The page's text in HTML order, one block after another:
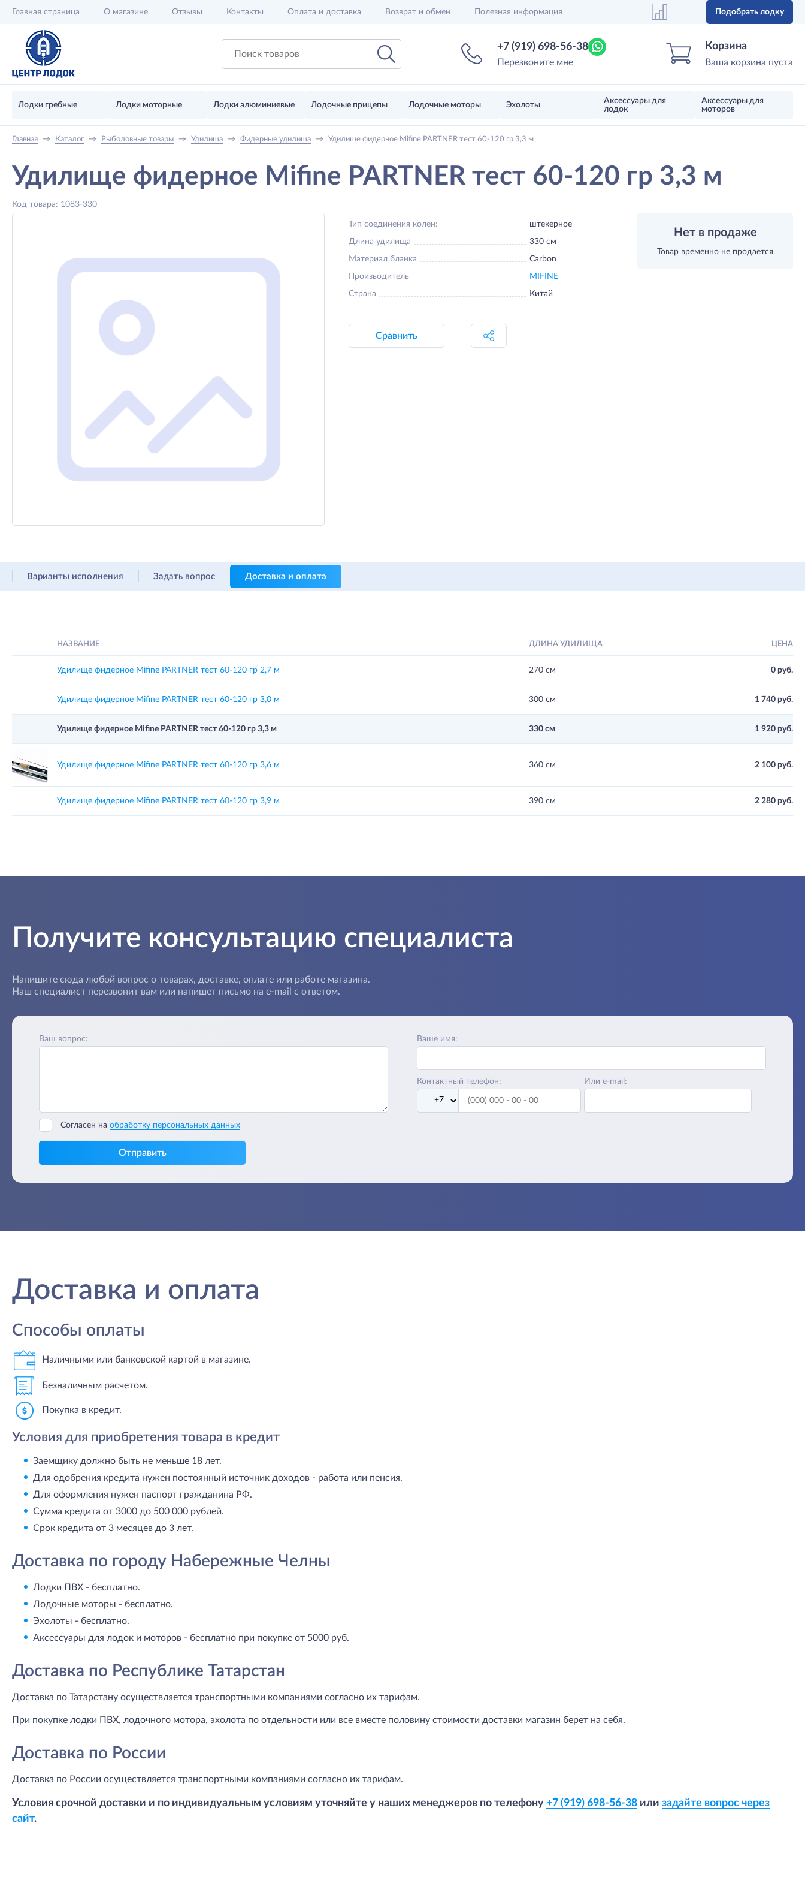
Главная страница О магазине Отзывы Контакты Оплата и доставка Возврат и обмен Полезная информация Подобрать лодку
Корзина
Ваша корзина пуста
+7 (919) 698-56-38
Перезвоните мне
Лодки гребные Лодки моторные Лодки алюминиевые Лодочные прицепы Лодочные моторы Эхолоты
Аксессуары для
лодок
Аксессуары для
моторов
Главная → Каталог → Рыболовные товары → Удилища → Фидерные удилища → Удилище фидерное Mifine PARTNER тест 60-120 гр 3,3 м
Удилище фидерное Mifine PARTNER тест 60-120 гр 3,3 м
Код товара: 1083-330
Нет в продаже
Товар временно не продается
Тип соединения колен: штекерное
Длина удилища 330 см
Материал бланка Carbon
Производитель MIFINE
Страна Китай
Сравнить
Варианты исполнения Задать вопрос Доставка и оплата
НАЗВАНИЕ ДЛИНА УДИЛИЩА ЦЕНА
Удилище фидерное Mifine PARTNER тест 60-120 гр 2,7 м 270 см 0 руб.
Удилище фидерное Mifine PARTNER тест 60-120 гр 3,0 м 300 см 1 740 руб.
Удилище фидерное Mifine PARTNER тест 60-120 гр 3,3 м 330 см 1 920 руб.
Удилище фидерное Mifine PARTNER тест 60-120 гр 3,6 м 360 см 2 100 руб.
Удилище фидерное Mifine PARTNER тест 60-120 гр 3,9 м 390 см 2 280 руб.
Получите консультацию специалиста
Напишите сюда любой вопрос о товарах, доставке, оплате или работе магазина.
Наш специалист перезвонит вам или напишет письмо на e-mail с ответом.
Ваш вопрос: Ваше имя:
Контактный телефон: Или e-mail:
Согласен на обработку персональных данных
Отправить
Доставка и оплата
Способы оплаты
Наличными или банковской картой в магазине.
Безналичным расчетом.
Покупка в кредит.
Условия для приобретения товара в кредит
Заемщику должно быть не меньше 18 лет.
Для одобрения кредита нужен постоянный источник доходов - работа или пенсия.
Для оформления нужен паспорт гражданина РФ.
Сумма кредита от 3000 до 500 000 рублей.
Срок кредита от 3 месяцев до 3 лет.
Доставка по городу Набережные Челны
Лодки ПВХ - бесплатно.
Лодочные моторы - бесплатно.
Эхолоты - бесплатно.
Аксессуары для лодок и моторов - бесплатно при покупке от 5000 руб.
Доставка по Республике Татарстан
Доставка по Татарстану осуществляется транспортными компаниями согласно их тарифам.
При покупке лодки ПВХ, лодочного мотора, эхолота по отдельности или все вместе половину стоимости доставки магазин берет на себя.
Доставка по России
Доставка по России осуществляется транспортными компаниями согласно их тарифам.
Условия срочной доставки и по индивидуальным условиям уточняйте у наших менеджеров по телефону +7 (919) 698-56-38 или задайте вопрос через
сайт.